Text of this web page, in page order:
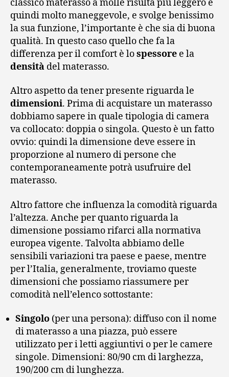
classico materasso a molle risulta più leggero e
quindi molto maneggevole, e svolge benissimo
la sua funzione, l’importante è che sia di buona
qualità. In questo caso quello che fa la
differenza per il comfort è lospessore e la
densità del materasso.
Altro aspetto da tener presente riguarda le
dimensioni. Prima di acquistare un materasso
dobbiamo sapere in quale tipologia di camera
va collocato: doppia o singola. Questo è un fatto
ovvio: quindi la dimensione deve essere in
proporzione al numero di persone che
contemporaneamente potrà usufruire del
materasso.
Altro fattore che influenza la comodità riguarda
l’altezza. Anche per quanto riguarda la
dimensione possiamo rifarci alla normativa
europea vigente. Talvolta abbiamo delle
sensibili variazioni tra paese e paese, mentre
per l’Italia, generalmente, troviamo queste
dimensioni che possiamo riassumere per
comodità nell’elenco sottostante:
Singolo (per una persona): diffuso con il nome
di materasso a una piazza, può essere
utilizzato per i letti aggiuntivi o per le camere
singole. Dimensioni: 80/90 cm di larghezza,
190/200 cm di lunghezza.